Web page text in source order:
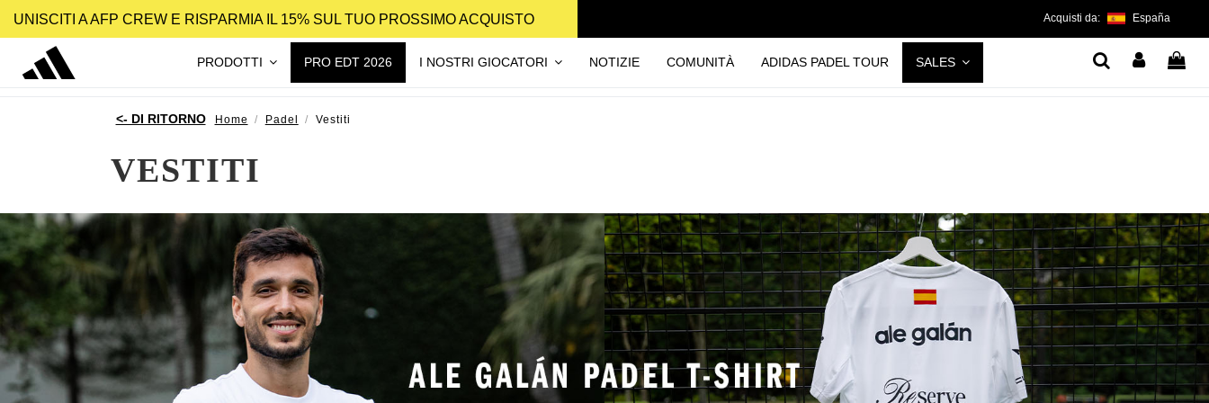
UNISCITI A AFP CREW E RISPARMIA IL 15% SUL TUO PROSSIMO ACQUISTO Acquisti da: España
PRODOTTI PRO EDT 2026 I NOSTRI GIOCATORI NOTIZIE COMUNITÀ ADIDAS PADEL TOUR SALES
Home Padel Vestiti
VESTITI